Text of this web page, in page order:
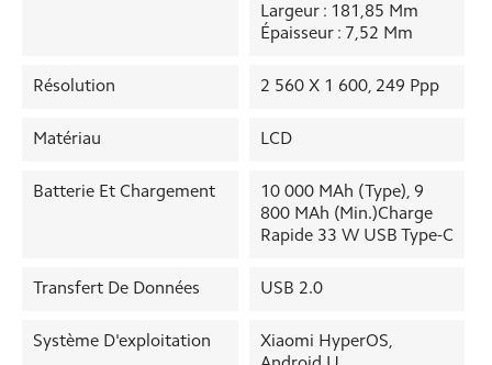
Largeur : 181,85 Mm
Épaisseur : 7,52 Mm
Résolution 2 560 X 1 600, 249 Ppp
Matériau LCD
Batterie Et Chargement
10 000 MAh (type), 9
800 MAh (min.)Charge
Rapide 33 W USB Type-C
Transfert De Données USB 2.0
Système D'exploitation
Xiaomi HyperOS,